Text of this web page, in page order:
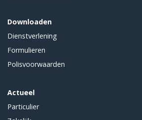
Downloaden
Dienstverlening
Formulieren
Polisvoorwaarden
Actueel
Particulier